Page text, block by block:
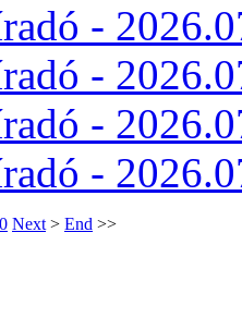
-
-
-
-
Next > End >>